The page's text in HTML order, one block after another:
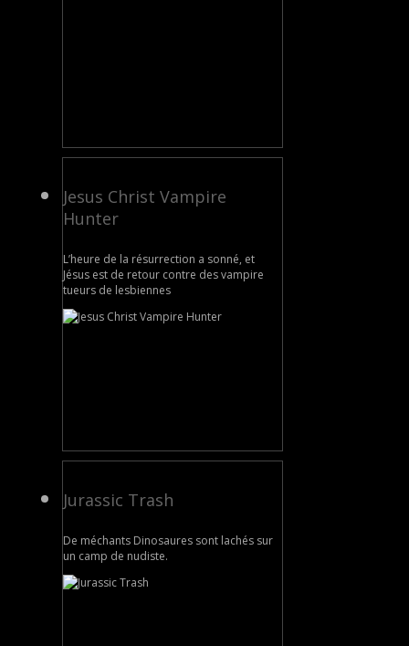
Jesus Christ Vampire
Hunter
L’heure de la résurrection a sonné, et
Jésus est de retour contre des vampire
tueurs de lesbiennes
Jurassic Trash
De méchants Dinosaures sont lachés sur
un camp de nudiste.